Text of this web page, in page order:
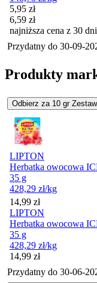
Cena promocyjna
5,95 zł
6,59 zł
najniższa cena z 30
Przydatny do 30-09-
Produkty
Odbierz za 10 gr
LIPTON
Herbatka owocowa
35 g
428,29 zł/kg
Cena
14,99 zł
LIPTON
Herbatka owocowa
35 g
428,29 zł/kg
Cena
14,99 zł
Przydatny do 30-06-